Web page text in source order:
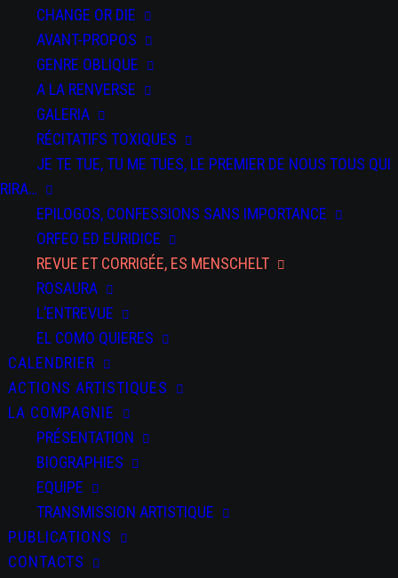
CHANGE OR DIE
AVANT-PROPOS
GENRE OBLIQUE
A LA RENVERSE
GALERIA
RÉCITATIFS TOXIQUES
JE TE TUE, TU ME TUES, LE PREMIER DE NOUS TOUS QUI
RIRA…
EPILOGOS, CONFESSIONS SANS IMPORTANCE
ORFEO ED EURIDICE
REVUE ET CORRIGÉE, ES MENSCHELT
ROSAURA
L’ENTREVUE
EL COMO QUIERES
CALENDRIER
ACTIONS ARTISTIQUES
LA COMPAGNIE
PRÉSENTATION
BIOGRAPHIES
EQUIPE
TRANSMISSION ARTISTIQUE
PUBLICATIONS
CONTACTS